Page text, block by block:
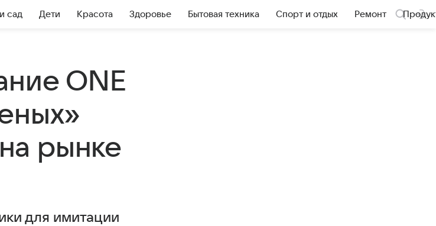
сад Дети Красота Здоровье Бытовая техника Спорт и отдых Ремонт
ONE
рынке
для имитации